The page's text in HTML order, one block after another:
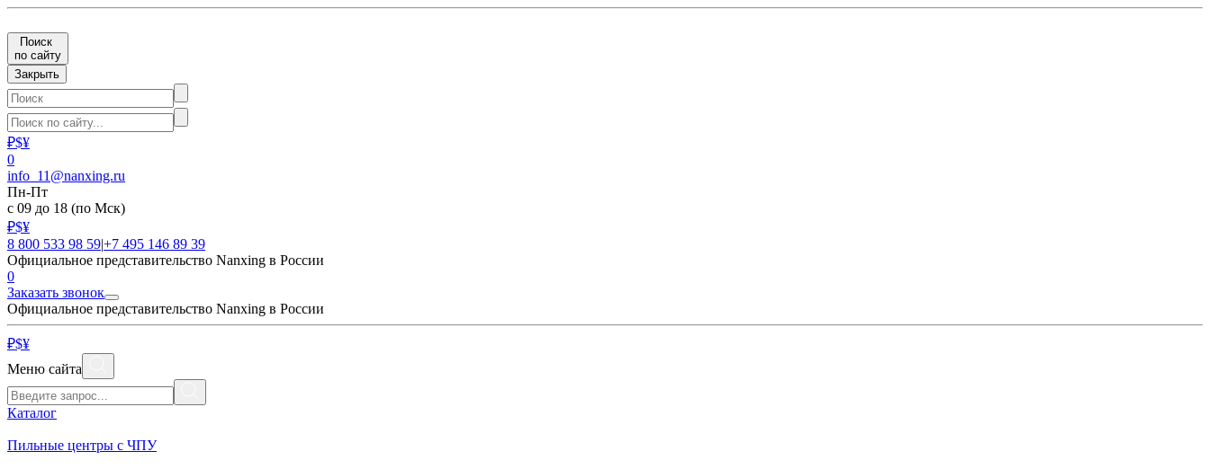
Поиск
по сайту
Закрыть
₽$¥
0
info_11@nanxing.ru
Пн-Пт
с 09 до 18 (по Мск)
₽$¥
8 800 533 98 59|+7 495 146 89 39
Официальное представительство Nanxing в России
0
Заказать звонок
Официальное представительство Nanxing в России
₽$¥
Меню сайта
Каталог
Пильные центры с ЧПУ